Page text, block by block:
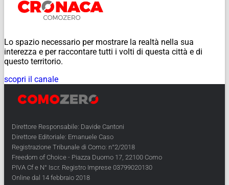
Lo spazio necessario per mostrare la realtà nella sua
interezza e per raccontare tutti i volti di questa città e di
questo territorio.
scopri il canale
Direttore Responsabile: Davide Cantoni
Direttore Editoriale: Emanuele Caso
Registrazione Tribunale di Como: n°2/2018
Freedom of Choice - Piazza Duomo 17, 22100 Como
PIVA Cf e N° Iscr. Registro Imprese 03799020130
Online dal 14 febbraio 2018